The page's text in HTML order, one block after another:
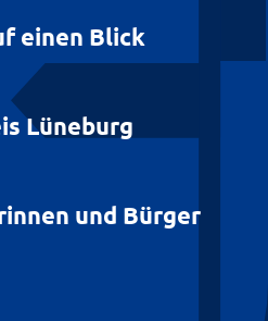
einen Blick
Lüneburg
und Bürger